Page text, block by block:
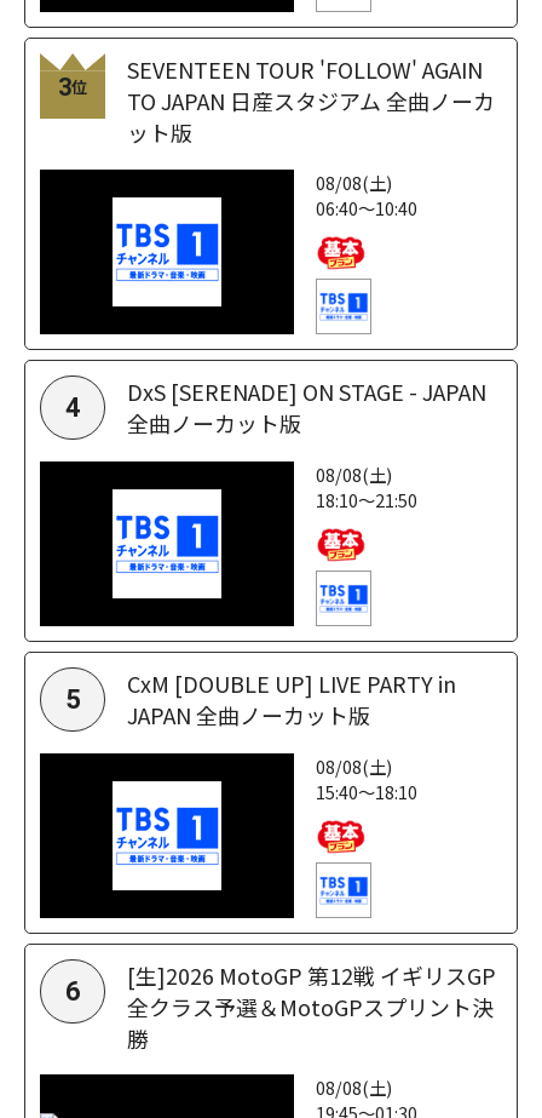
3位
SEVENTEEN TOUR 'FOLLOW' AGAIN
TO JAPAN 日産スタジアム 全曲ノーカ
ット版
08/08(土)
06:40～10:40
4
DxS [SERENADE] ON STAGE - JAPAN
全曲ノーカット版
08/08(土)
18:10～21:50
5
CxM [DOUBLE UP] LIVE PARTY in
JAPAN 全曲ノーカット版
08/08(土)
15:40～18:10
6
[生]2026 MotoGP 第12戦 イギリスGP
全クラス予選＆MotoGPスプリント決
勝
08/08(土)